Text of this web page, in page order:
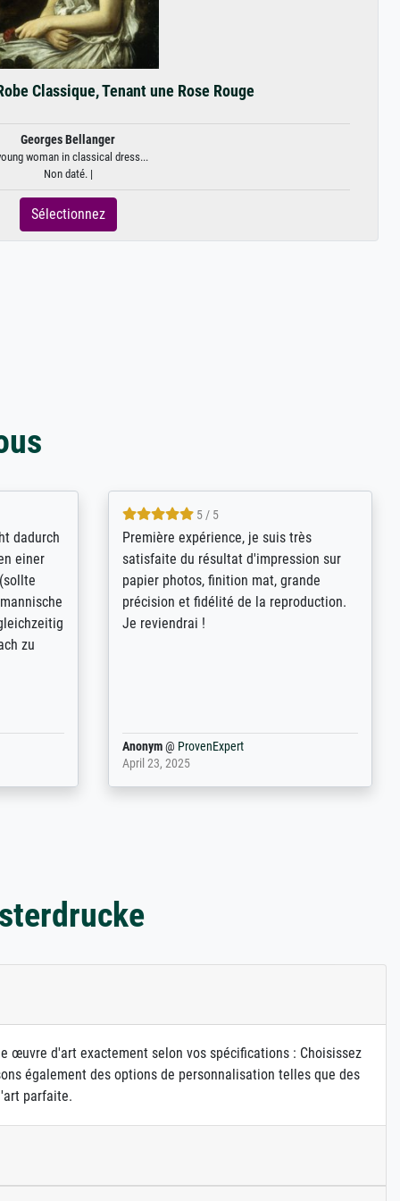
Classique, Tenant une Rose Rouge
Georges Bellanger
woman in classical dress...
Non daté. |
Sélectionnez
sich
(ein
-
4.8 / 5
Qualité absolument irréprochable.
Extraordinaire diversité des thèmes
abordés et personnalisation des
demandes (recadrage, réajustement des
couleurs). Relation clientèle parfaite.
Anonym@ ProvenExpert
March 31, 2025
œuvre d'art exactement selon vos spécifications : Choisissez
également des options de personnalisation telles que des
parfaite.